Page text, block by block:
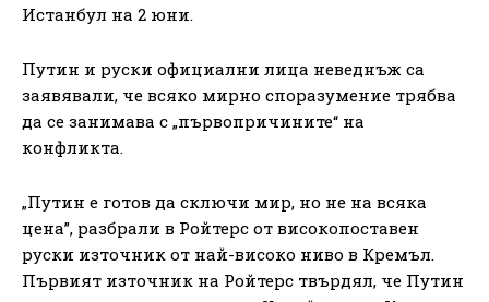
Истанбул на 2 юни.
Путин и руски официални лица неведнъж са
заявявали, че всяко мирно споразумение трябва
да се занимава с „първопричините“ на
конфликта.
„Путин е готов да сключи мир, но не на всяка
цена”, разбрали в Ройтерс от високопоставен
руски източник от най-високо ниво в Кремъл.
Първият източник на Ройтерс твърдял, че Путин